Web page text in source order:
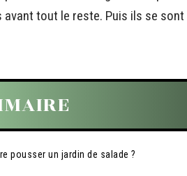
tout le reste. Puis ils se
pousser un jardin de salade ?